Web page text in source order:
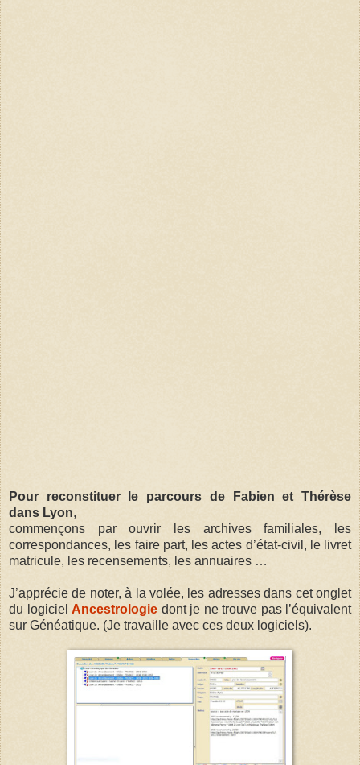
Pour reconstituer le parcours de Fabien et Thérèse
dans Lyon,
commençons par ouvrir les archives familiales, les
correspondances, les faire part, les actes d’état-civil, le livret
matricule, les recensements, les annuaires …
J’apprécie de noter, à la volée, les adresses dans cet onglet
du logiciel Ancestrologie dont je ne trouve pas l’équivalent
sur Généatique. (Je travaille avec ces deux logiciels).